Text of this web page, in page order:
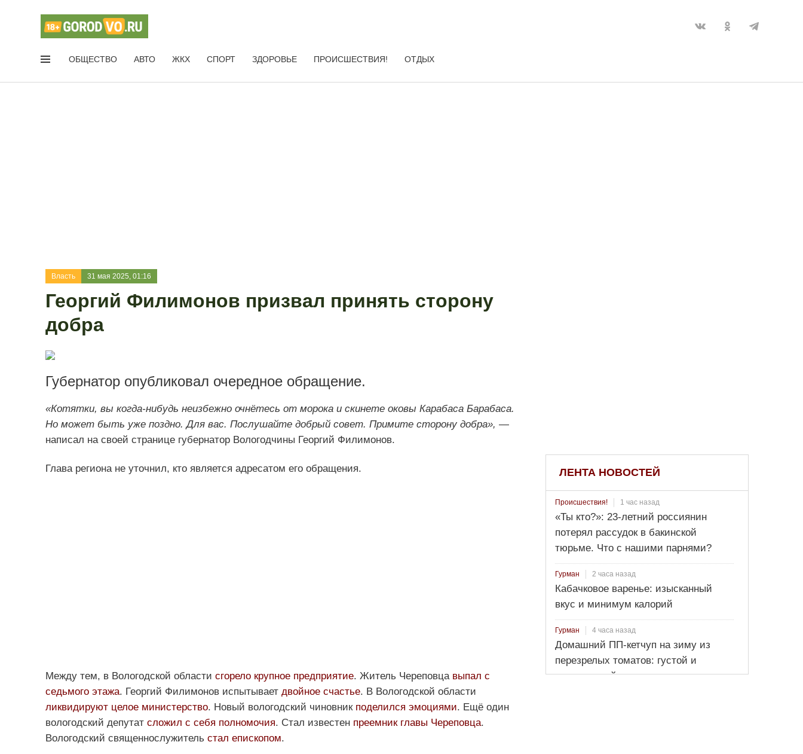
ОБЩЕСТВО АВТО ЖКХ СПОРТ ЗДОРОВЬЕ ПРОИСШЕСТВИЯ! ОТДЫХ
Власть 31 мая 2025, 01:16
Георгий Филимонов призвал принять сторону
добра
Губернатор опубликовал очередное обращение.
«Котятки, вы когда-нибудь неизбежно очнётесь от морока и скинете оковы Карабаса Барабаса.
Но может быть уже поздно. Для вас. Послушайте добрый совет. Примите сторону добра», —
написал на своей странице губернатор Вологодчины Георгий Филимонов.
Глава региона не уточнил, кто является адресатом его обращения.
Между тем, в Вологодской области сгорело крупное предприятие. Житель Череповца выпал с
седьмого этажа. Георгий Филимонов испытывает двойное счастье. В Вологодской области
ликвидируют целое министерство. Новый вологодский чиновник поделился эмоциями. Ещё один
вологодский депутат сложил с себя полномочия. Стал известен преемник главы Череповца.
Вологодский священнослужитель стал епископом.
ЛЕНТА НОВОСТЕЙ
Происшествия! 1 час назад
«Ты кто?»: 23-летний россиянин
потерял рассудок в бакинской
тюрьме. Что с нашими парнями?
Гурман 2 часа назад
Кабачковое варенье: изысканный
вкус и минимум калорий
Гурман 4 часа назад
Домашний ПП-кетчуп на зиму из
перезрелых томатов: густой и
натуральный